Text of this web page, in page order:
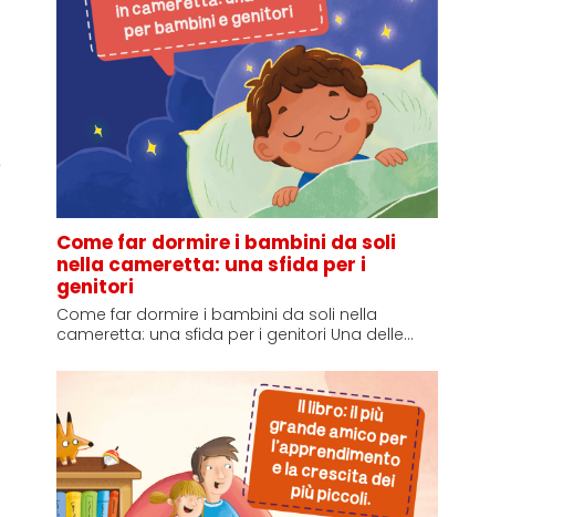
Come far dormire i bambini da soli
nella cameretta: una sfida per i
genitori
Come far dormire i bambini da soli nella
cameretta: una sfida per i genitori Una delle…